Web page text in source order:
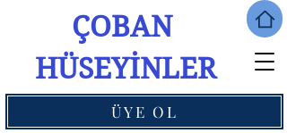
ÇOBAN
HÜSEYİNLER
ÜYE OL